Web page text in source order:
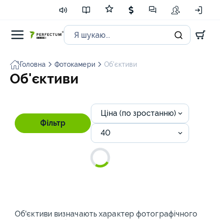
Головна Фотокамери Об'єктиви
Об'єктиви
Фільтр
Ціна (по зростанню)
40
Об'єктиви визначають характер фотографічного